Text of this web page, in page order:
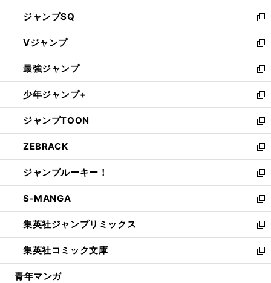
し
い
ウ
ィ
ン
ド
ウ
で
開
く
ジャンプSQ
新
し
い
ウ
ィ
ン
ド
ウ
で
開
く
Vジャンプ
新
し
い
ウ
ィ
ン
ド
ウ
で
開
く
最強ジャンプ
新
し
い
ウ
ィ
ン
ド
ウ
で
開
く
少年ジャンプ+
新
し
い
ウ
ィ
ン
ド
ウ
で
開
く
ジャンプTOON
新
し
い
ウ
ィ
ン
ド
ウ
で
開
く
ZEBRACK
新
し
い
ウ
ィ
ン
ド
ウ
で
開
ジャンプルーキー！
新
し
い
ウ
ィ
ン
ド
ウ
S-MANGA
新
し
い
ウ
ィ
ン
集英社ジャンプリミックス
新
し
い
ウ
集英社コミック文庫
新
し
青年マンガ